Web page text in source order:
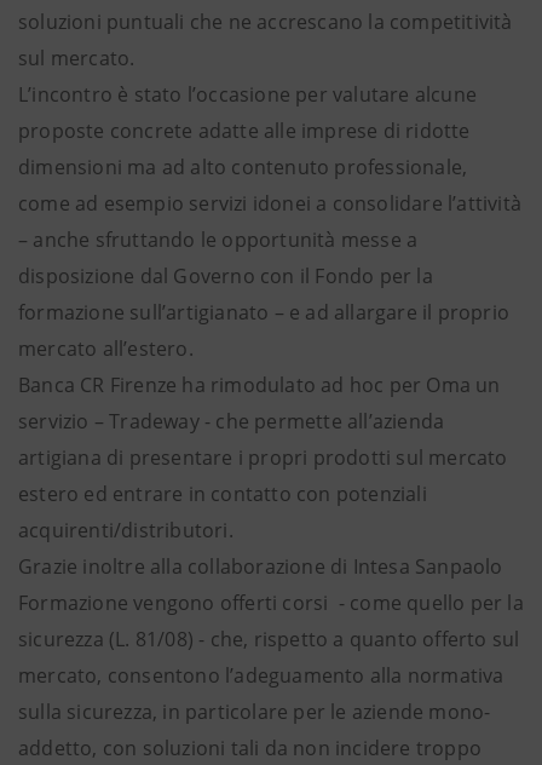
soluzioni puntuali che ne accrescano la competitività
sul mercato.
L’incontro è stato l’occasione per valutare alcune
proposte concrete adatte alle imprese di ridotte
dimensioni ma ad alto contenuto professionale,
come ad esempio servizi idonei a consolidare l’attività
– anche sfruttando le opportunità messe a
disposizione dal Governo con il Fondo per la
formazione sull’artigianato – e ad allargare il proprio
mercato all’estero.
Banca CR Firenze ha rimodulato ad hoc per Oma un
servizio – Tradeway - che permette all’azienda
artigiana di presentare i propri prodotti sul mercato
estero ed entrare in contatto con potenziali
acquirenti/distributori.
Grazie inoltre alla collaborazione di Intesa Sanpaolo
Formazione vengono offerti corsi - come quello per la
sicurezza (L. 81/08) - che, rispetto a quanto offerto sul
mercato, consentono l’adeguamento alla normativa
sulla sicurezza, in particolare per le aziende mono-
addetto, con soluzioni tali da non incidere troppo